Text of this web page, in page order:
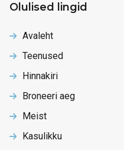
Olulised lingid
Avaleht
Teenused
Hinnakiri
Broneeri aeg
Meist
Kasulikku